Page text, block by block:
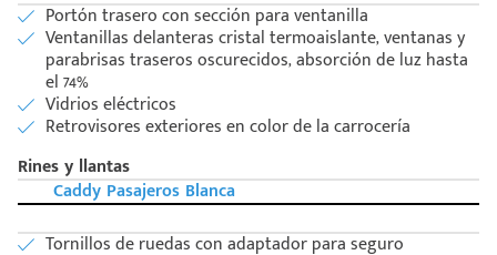
Portón trasero con sección para ventanilla
Ventanillas delanteras cristal termoaislante, ventanas y
parabrisas traseros oscurecidos, absorción de luz hasta
el 74%
Vidrios eléctricos
Retrovisores exteriores en color de la carrocería
Rines y llantas
Caddy Pasajeros Blanca
Tornillos de ruedas con adaptador para seguro